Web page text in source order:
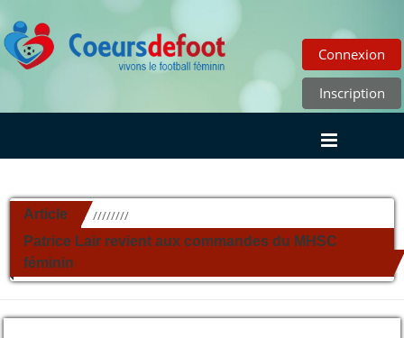
Connexion
Inscription
Article //////////
Patrice Lair revient aux commandes du MHSC
féminin